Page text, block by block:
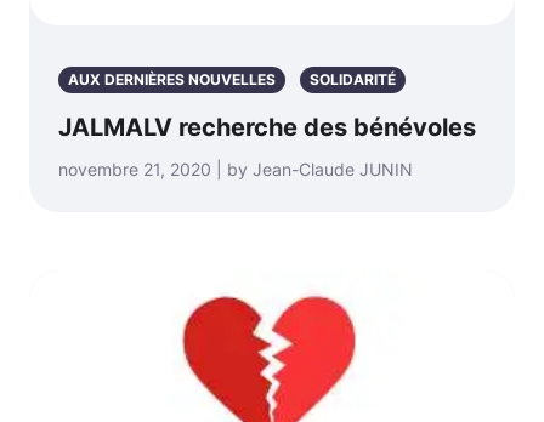
AUX DERNIÈRES NOUVELLES SOLIDARITÉ
JALMALV recherche des bénévoles
novembre 21, 2020 | by Jean-Claude JUNIN